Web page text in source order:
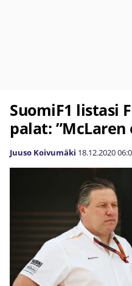
SuomiF1 listasi
palat:
Juuso Koivumäki 18.12.2020